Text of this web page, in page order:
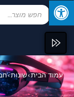
עמוד הבית›שונות›